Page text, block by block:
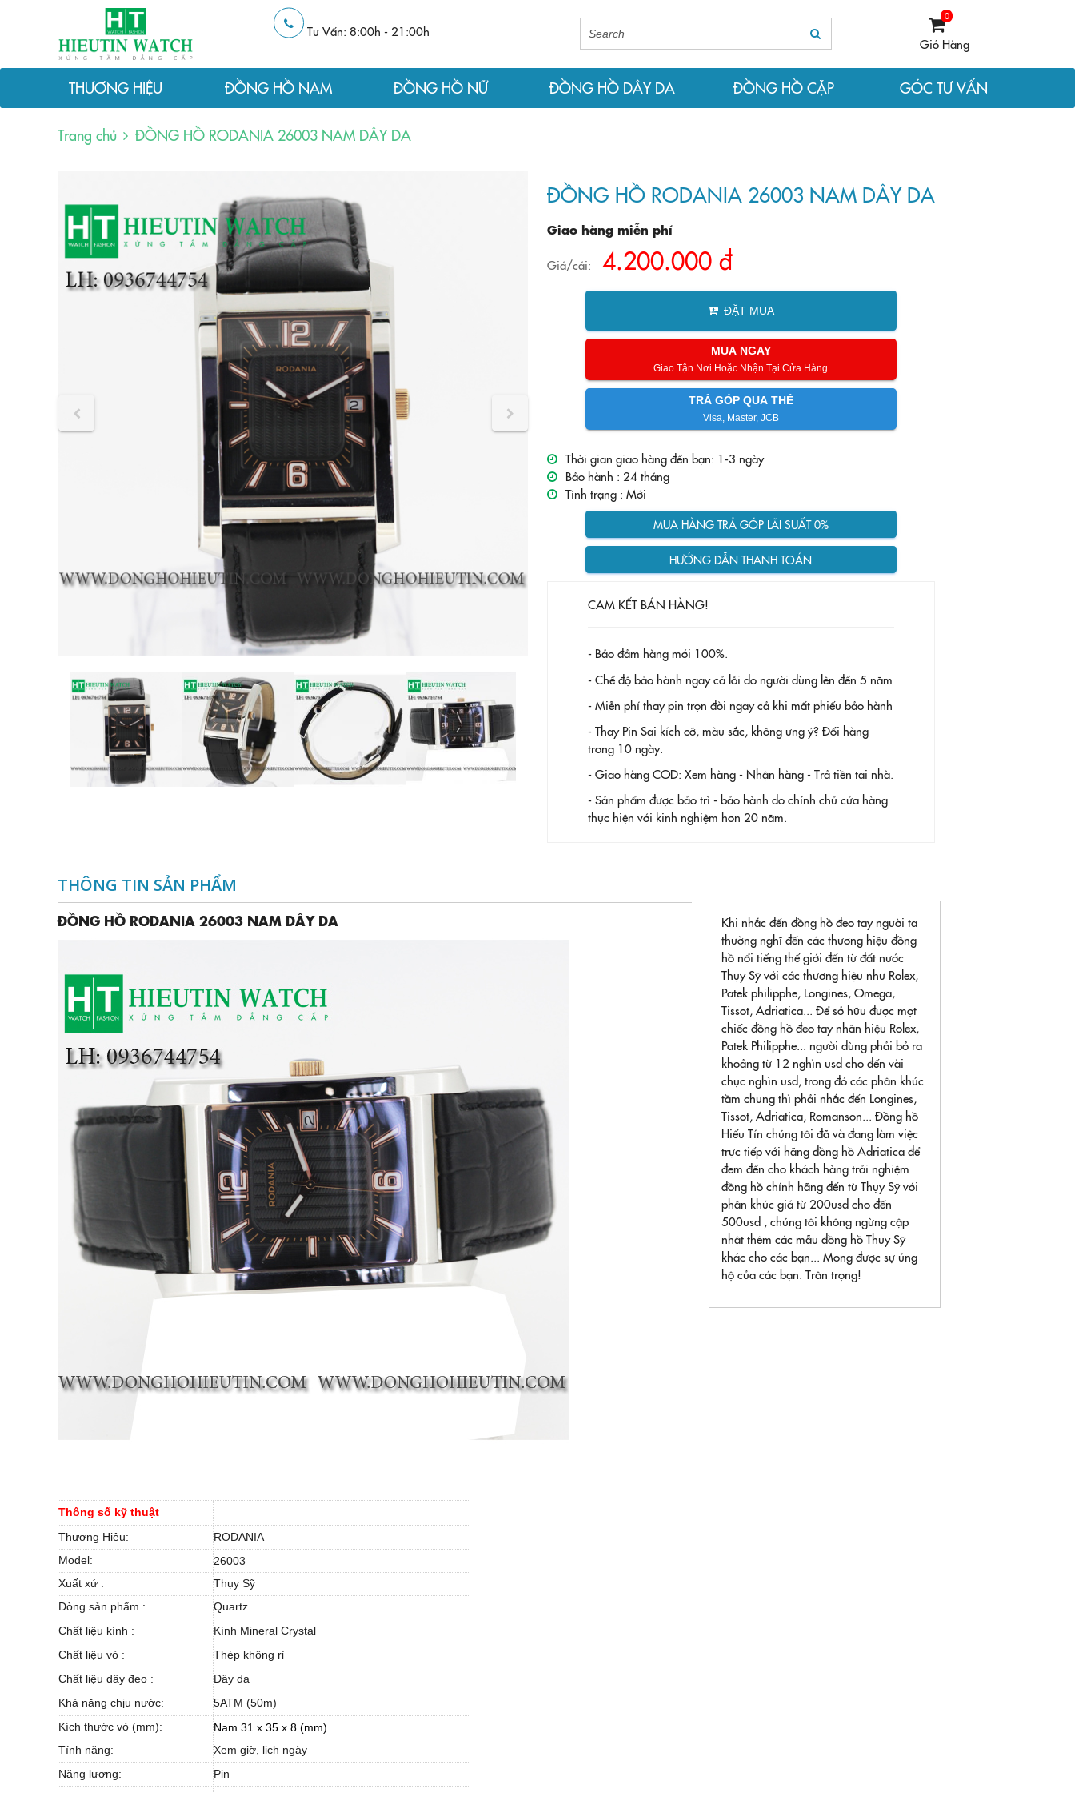
Tư Vấn: 8:00h - 21:00h
0
Giỏ Hàng
THƯƠNG HIỆU ĐỒNG HỒ NAM ĐỒNG HỒ NỮ ĐỒNG HỒ DÂY DA ĐỒNG HỒ CẶP GÓC TƯ VẤN
Trang chủ ĐỒNG HỒ RODANIA 26003 NAM DÂY DA
ĐỒNG HỒ RODANIA 26003 NAM DÂY DA
Giao hàng miễn phí
Giá/cái: 4.200.000 đ
ĐẶT MUA
MUA NGAY
Giao Tận Nơi Hoặc Nhận Tại Cửa Hàng
TRẢ GÓP QUA THẺ
Visa, Master, JCB
Thời gian giao hàng đến bạn: 1-3 ngày
Bảo hành : 24 tháng
Tình trạng : Mới
MUA HÀNG TRẢ GÓP LÃI SUẤT 0%
HƯỚNG DẪN THANH TOÁN
CAM KẾT BÁN HÀNG!
- Bảo đảm hàng mới 100%.
- Chế độ bảo hành ngay cả lỗi do người dùng lên đến 5 năm
- Miễn phí thay pin trọn đời ngay cả khi mất phiếu bảo hành
- Thay Pin Sai kích cỡ, màu sắc, không ưng ý? Đổi hàng
trong 10 ngày.
- Giao hàng COD: Xem hàng - Nhận hàng - Trả tiền tại nhà.
- Sản phẩm được bảo trì - bảo hành do chính chủ cửa hàng
thực hiện với kinh nghiệm hơn 20 năm.
THÔNG TIN SẢN PHẨM
ĐỒNG HỒ RODANIA 26003 NAM DÂY DA
Thông số kỹ thuật
Thương Hiệu:
RODANIA
Model:
26003
Xuất xứ :
Thụy Sỹ
Dòng sản phẩm :
Quartz
Chất liệu kính :
Kính Mineral Crystal
Chất liệu vỏ :
Thép không rỉ
Chất liệu dây đeo :
Dây da
Khả năng chịu nước:
5ATM (50m)
Kích thước vỏ (mm):
Nam 31 x 35 x 8 (mm)
Tính năng:
Xem giờ, lịch ngày
Năng lượng:
Pin
Khi nhắc đến đồng hồ đeo tay người ta
thường nghĩ đến các thương hiệu đồng
hồ nổi tiếng thế giới đến từ đất nước
Thụy Sỹ với các thương hiệu như Rolex,
Patek philipphe, Longines, Omega,
Tissot, Adriatica... Để sở hữu được mọt
chiếc đồng hồ đeo tay nhãn hiệu Rolex,
Patek Philipphe... người dùng phải bỏ ra
khoảng từ 12 nghìn usd cho đến vài
chục nghìn usd, trong đó các phân khúc
tầm chung thì phải nhắc đến Longines,
Tissot, Adriatica, Romanson... Đồng hồ
Hiếu Tín chúng tôi đã và đang làm việc
trực tiếp với hãng đồng hồ Adriatica để
đem đến cho khách hàng trải nghiệm
đồng hồ chính hãng đến từ Thụy Sỹ với
phân khúc giá từ 200usd cho đến
500usd , chúng tôi không ngừng cập
nhật thêm các mẫu đồng hồ Thụy Sỹ
khác cho các bạn... Mong được sự ủng
hộ của các bạn. Trân trọng!